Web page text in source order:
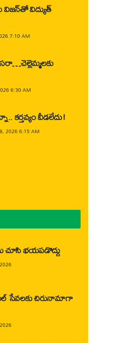
విజన్‌తో విద్యుత్
7:10 AM
6:30 AM
కర్తవ్యం వీడలేదు!
2026 6:15 AM
చూసి భయపడొద్దు
సేవలకు చిరునామాగా